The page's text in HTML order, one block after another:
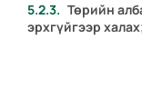
Төрийн
эрхгүйгээр